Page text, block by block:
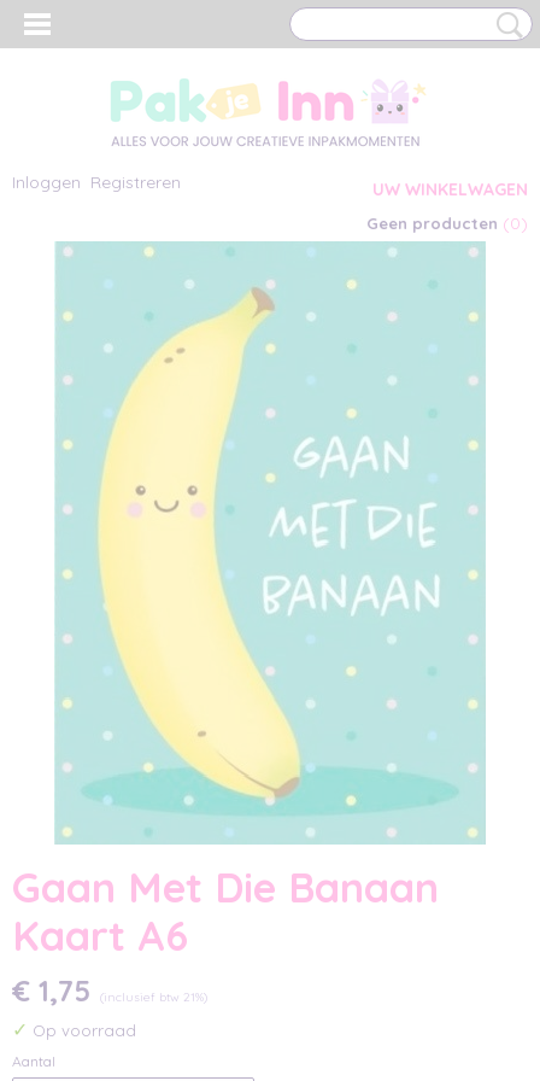
Inloggen Registreren UW WINKELWAGEN
Geen producten (0)
Gaan Met Die Banaan
Kaart A6
€ 1,75 (inclusief btw 21%)
✓ Op voorraad
Aantal